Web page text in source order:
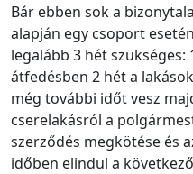
Bár ebben sok a
alapján egy csoport
legalább 3 hét
átfedésben 2 hét a
még további időt vesz
cserelakásról a
szerződés megkötése és
időben elindul a